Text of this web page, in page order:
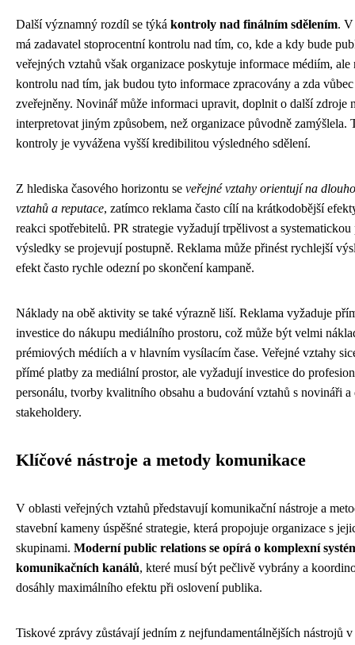
Další významný rozdíl se týká kontroly nad finálním sdělením. V
má zadavatel stoprocentní kontrolu nad tím, co, kde a kdy bude
veřejných vztahů však organizace poskytuje informace médiím, ale
kontrolu nad tím, jak budou tyto informace zpracovány a zda
zveřejněny. Novinář může informaci upravit, doplnit o další zdroje
interpretovat jiným způsobem, než organizace původně zamýšlela.
kontroly je vyvážena vyšší kredibilitou výsledného sdělení.
Z hlediska časového horizontu se veřejné vztahy orientují na
vztahů a reputace, zatímco reklama často cílí na krátkodobější
reakci spotřebitelů. PR strategie vyžadují trpělivost a
výsledky se projevují postupně. Reklama může přinést rychlejší
efekt často rychle odezní po skončení kampaně.
Náklady na obě aktivity se také výrazně liší. Reklama vyžaduje
investice do nákupu mediálního prostoru, což může být velmi
prémiových médiích a v hlavním vysílacím čase. Veřejné vztahy
přímé platby za mediální prostor, ale vyžadují investice do
personálu, tvorby kvalitního obsahu a budování vztahů s novináři a
stakeholdery.
Klíčové nástroje a metody komunikace
V oblasti veřejných vztahů představují komunikační nástroje a
stavební kameny úspěšné strategie, která propojuje organizace s
skupinami. Moderní public relations se opírá o komplexní
komunikačních kanálů, které musí být pečlivě vybrány a
dosáhly maximálního efektu při oslovení publika.
Tiskové zprávy zůstávají jedním z nejfundamentálnějších nástrojů v